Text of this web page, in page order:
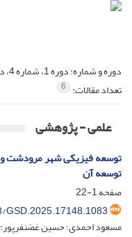
دوره و شماره:دوره 1، شماره 4، دی 1403
تعداد مقالات: 6
علمی - پژوهشی
توسعه فیزیکی شهر مرودشت
توسعه آن
صفحه1-22
GSD.2025.17148.1083
مسعود احمدی؛ حسین غضنفرپور؛